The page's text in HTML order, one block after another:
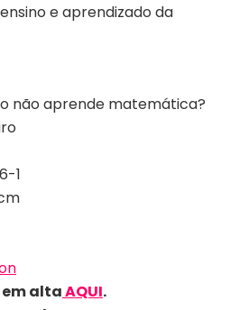
e aprendizado da
não aprende matemática?
1
em altaAQUI.